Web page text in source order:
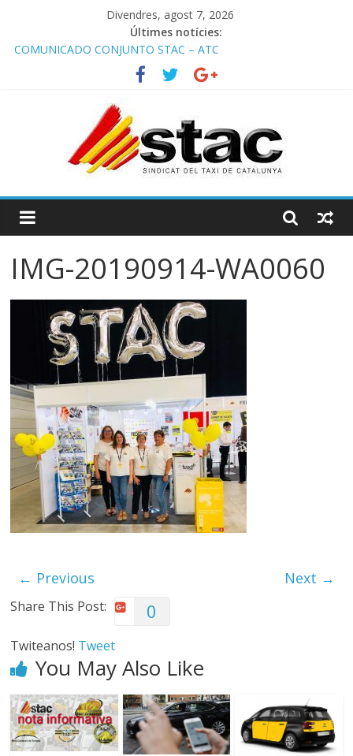
Divendres, agost 7, 2026
Últimes notícies:
COMUNICADO CONJUNTO STAC – ATC
Comunicado STAC/ ATC de la reunión con los Mossos d
‘Esquadra del aeropuerto de Barcelona.
Programa de Radio TAXI LIBRE 29.07.2026 en COOLTURA FM.
STAC/ATC SOLICITAN TAULA TÈCNICA PARA MEJORAR LA
OPERATIVA DE ENTRADA EN EL PUERTO DE BARCELONA.
Programa de Radio TAXI LIBRE 22.07.2026 en COOLTURA FM.
IMG-20190914-WA0060
← Previous Next →
Share This Post: 0
Twiteanos! Tweet
You May Also Like